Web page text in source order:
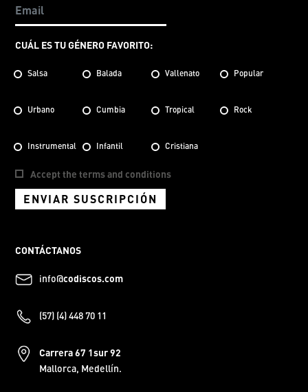
CUÁL ES TU GÉNERO FAVORITO:
Salsa Balada Vallenato Popular
Urbano Cumbia Tropical Rock
Instrumental Infantil Cristiana
Accept the terms and conditions
ENVIAR SUSCRIPCIÓN
CONTÁCTANOS
info@codiscos.com
(57) (4) 448 70 11
Carrera 67 1sur 92
Mallorca, Medellín.